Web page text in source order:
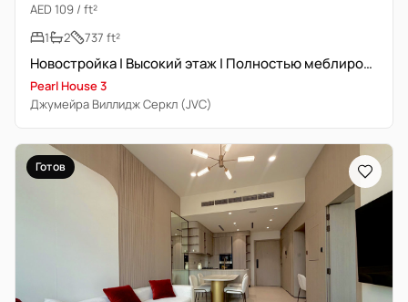
AED 109 / ft²
1
2 737 ft²
Новостройка | Высокий этаж | Полностью меблирована
Pearl House 3
Джумейра Виллидж Серкл (JVC)
Готов